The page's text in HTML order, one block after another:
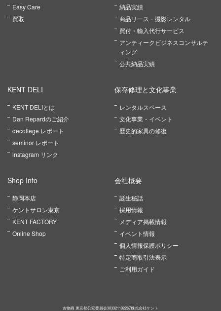
Easy Care
買取
納品実績
商品リース・撮影レンタル
買付・輸入代行サービス
アンティークビジネスコンサルテ
ィング
公共納品実績
KENT DELI
KENT DELIとは
Dan Repardのご紹介
decollege レポート
seminor レポート
instagram リンク
保存修理と文化事業
レンタルスペース
文化事業・イベント
歴史的家具の修復
Shop Info
静岡本店
ケントサロン東京
KENT FACTORY
Online Shop
会社概要
誕生秘話
採用情報
メディア掲載情報
イベント情報
個人情報保護ポリシー
特定商取引法表示
ご利用ガイド
古物商 東京都公安委員会303321102267株式会社ケント